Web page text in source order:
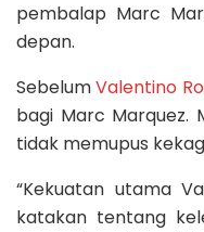
pembalap Marc
depan.
SebelumValentino
bagi Marc Marquez.
tidak memupus
“Kekuatan utama
katakan tentang